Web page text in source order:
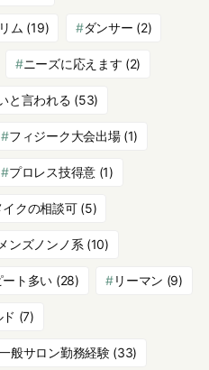
ム (19) ダンサー (2)
ニーズに応えます (2)
と言われる (53)
フィジーク大会出場(1)
プロレス技得意(1)
クの相談可(5)
ンズノンノ系 (10)
ート多い (28) リーマン (9)
(7)
般サロン勤務経験(33)